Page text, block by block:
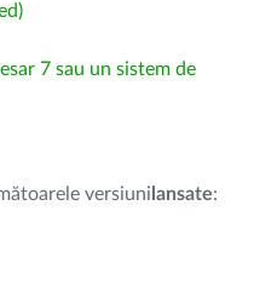
7 sau un sistem de
versiuni lansate: